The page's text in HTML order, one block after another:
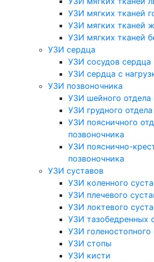
УЗИ мягких тканей
УЗИ мягких тканей
УЗИ мягких тканей
УЗИ сердца
УЗИ сосудов сердца
УЗИ сердца с
УЗИ позвоночника
УЗИ шейного отдела
УЗИ грудного
УЗИ поясничного
позвоночника
УЗИ пояснично-
позвоночника
УЗИ суставов
УЗИ коленного
УЗИ плечевого
УЗИ локтевого
УЗИ тазобедренных
УЗИ голеностопного
УЗИ стопы
УЗИ кисти